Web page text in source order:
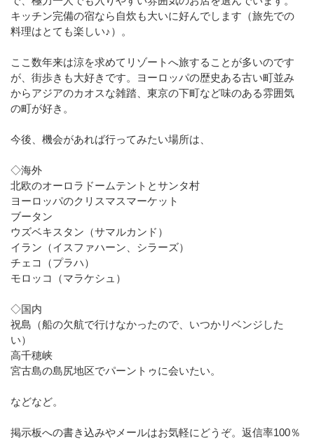
キッチン完備の宿なら自炊も大いに好んでします（旅先での
料理はとても楽しい♪）。
ここ数年来は涼を求めてリゾートへ旅することが多いのです
が、街歩きも大好きです。ヨーロッパの歴史ある古い町並み
からアジアのカオスな雑踏、東京の下町など味のある雰囲気
の町が好き。
今後、機会があれば行ってみたい場所は、
◇海外
北欧のオーロラドームテントとサンタ村
ヨーロッパのクリスマスマーケット
ブータン
ウズベキスタン（サマルカンド）
イラン（イスファハーン、シラーズ）
チェコ（プラハ）
モロッコ（マラケシュ）
◇国内
祝島（船の欠航で行けなかったので、いつかリベンジした
い）
高千穂峡
宮古島の島尻地区でパーントゥに会いたい。
などなど。
掲示板への書き込みやメールはお気軽にどうぞ。返信率100％